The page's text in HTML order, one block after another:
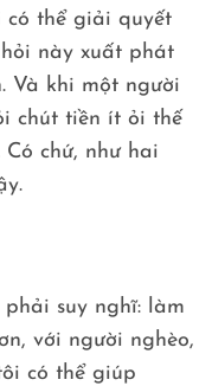
có thể giải quyết
này xuất phát
Và khi một người
chút tiền ít ỏi thế
chứ, như hai
suy nghĩ: làm
với người nghèo,
có thể giúp